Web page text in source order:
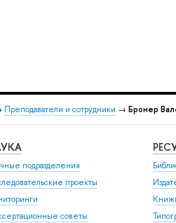
Преподаватели и сотрудники → Бронер
подразделения
проекты
советы